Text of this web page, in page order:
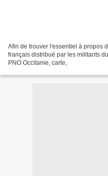
Afin de trouver l'essentiel à propos
français distribué par les militants
PNO Occitanie, carte,